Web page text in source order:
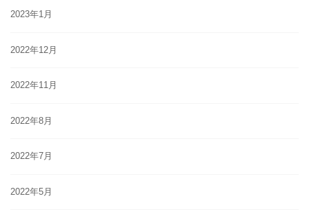
2023年1月
2022年12月
2022年11月
2022年8月
2022年7月
2022年5月